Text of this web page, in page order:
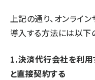
上記の通り、オンライ
導入する方法には以下
1.決済代行会社を利用
と直接契約する